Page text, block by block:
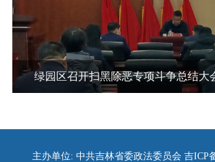
绿园区召开扫黑除恶专项斗争总结大
主办单位: 中共吉林省委政法委员会 吉ICP